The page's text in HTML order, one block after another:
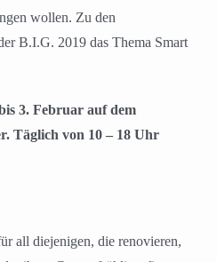
wollen. Zu den
B.I.G. 2019 das Thema Smart
3. Februar auf dem
Täglich von 10 – 18 Uhr
all diejenigen, die renovieren,